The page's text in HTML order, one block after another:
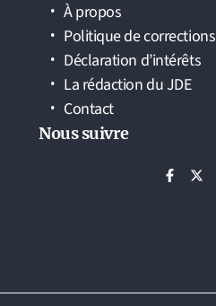
À propos
Politique de corrections
Déclaration d’intérêts
La rédaction du JDE
Contact
Nous suivre